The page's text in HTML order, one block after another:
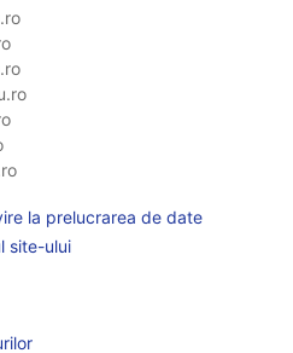
la prelucrarea de date
site-ului